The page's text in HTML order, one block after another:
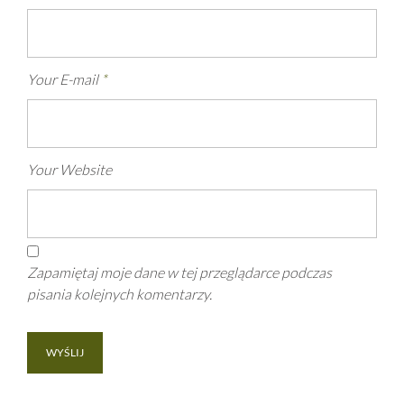
Your E-mail *
Your Website
Zapamiętaj moje dane w tej przeglądarce podczas
pisania kolejnych komentarzy.